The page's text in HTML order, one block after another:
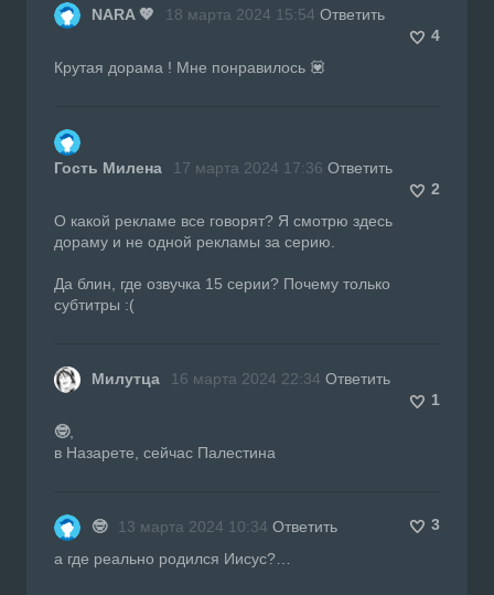
NARA 💖 18 марта 2024 15:54 Ответить
4
Крутая дорама ! Мне понравилось 💟
Гость Милена 17 марта 2024 17:36 Ответить
2
О какой рекламе все говорят? Я смотрю здесь
дораму и не одной рекламы за серию.
Да блин, где озвучка 15 серии? Почему только
субтитры :(
Милутца 16 марта 2024 22:34 Ответить
1
🤓,
в Назарете, сейчас Палестина
🤓 13 марта 2024 10:34 Ответить
3
а где реально родился Иисус?…